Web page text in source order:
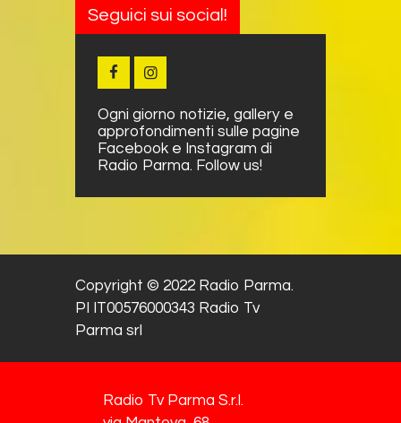
Seguici sui social!
Ogni giorno notizie, gallery e
approfondimenti sulle pagine
Facebook e Instagram di
Radio Parma. Follow us!
Copyright © 2022 Radio Parma.
PI IT00576000343 Radio Tv
Parma srl
Radio Tv Parma S.r.l.